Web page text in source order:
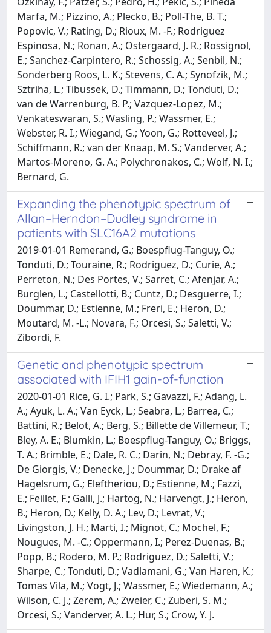
Marfa, M.; Pizzino, A.; Plecko, B.; Poll-The, B. T.;
Popovic, V.; Rating, D.; Rioux, M. -F.; Rodriguez
Espinosa, N.; Ronan, A.; Ostergaard, J. R.; Rossignol,
E.; Sanchez-Carpintero, R.; Schossig, A.; Senbil, N.;
Sonderberg Roos, L. K.; Stevens, C. A.; Synofzik, M.;
Sztriha, L.; Tibussek, D.; Timmann, D.; Tonduti, D.;
van de Warrenburg, B. P.; Vazquez-Lopez, M.;
Venkateswaran, S.; Wasling, P.; Wassmer, E.;
Webster, R. I.; Wiegand, G.; Yoon, G.; Rotteveel, J.;
Schiffmann, R.; van der Knaap, M. S.; Vanderver, A.;
Martos-Moreno, G. A.; Polychronakos, C.; Wolf, N. I.;
Bernard, G.
Expanding the phenotypic spectrum of
Allan–Herndon–Dudley syndrome in
patients with SLC16A2 mutations
2019-01-01 Remerand, G.; Boespflug-Tanguy, O.;
Tonduti, D.; Touraine, R.; Rodriguez, D.; Curie, A.;
Perreton, N.; Des Portes, V.; Sarret, C.; Afenjar, A.;
Burglen, L.; Castellotti, B.; Cuntz, D.; Desguerre, I.;
Doummar, D.; Estienne, M.; Freri, E.; Heron, D.;
Moutard, M. -L.; Novara, F.; Orcesi, S.; Saletti, V.;
Zibordi, F.
Genetic and phenotypic spectrum
associated with IFIH1 gain-of-function
2020-01-01 Rice, G. I.; Park, S.; Gavazzi, F.; Adang, L.
A.; Ayuk, L. A.; Van Eyck, L.; Seabra, L.; Barrea, C.;
Battini, R.; Belot, A.; Berg, S.; Billette de Villemeur, T.;
Bley, A. E.; Blumkin, L.; Boespflug-Tanguy, O.; Briggs,
T. A.; Brimble, E.; Dale, R. C.; Darin, N.; Debray, F. -G.;
De Giorgis, V.; Denecke, J.; Doummar, D.; Drake af
Hagelsrum, G.; Eleftheriou, D.; Estienne, M.; Fazzi,
E.; Feillet, F.; Galli, J.; Hartog, N.; Harvengt, J.; Heron,
B.; Heron, D.; Kelly, D. A.; Lev, D.; Levrat, V.;
Livingston, J. H.; Marti, I.; Mignot, C.; Mochel, F.;
Nougues, M. -C.; Oppermann, I.; Perez-Duenas, B.;
Popp, B.; Rodero, M. P.; Rodriguez, D.; Saletti, V.;
Sharpe, C.; Tonduti, D.; Vadlamani, G.; Van Haren, K.;
Tomas Vila, M.; Vogt, J.; Wassmer, E.; Wiedemann, A.;
Wilson, C. J.; Zerem, A.; Zweier, C.; Zuberi, S. M.;
Orcesi, S.; Vanderver, A. L.; Hur, S.; Crow, Y. J.